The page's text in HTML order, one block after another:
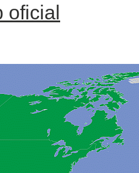
oficial